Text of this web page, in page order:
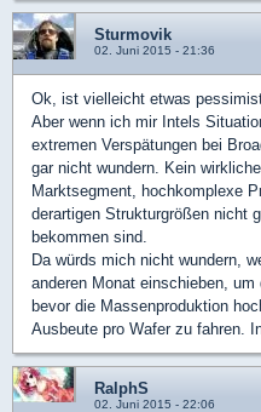
Sturmovik
02. Juni 2015 - 21:36
Ok, ist vielleicht etwas
Aber wenn ich mir Intels
extremen Verspätungen bei
gar nicht wundern. Kein
Marktsegment, hochkomplexe
derartigen Strukturgrößen nicht
bekommen sind.
Da würds mich nicht wundern,
anderen Monat einschieben,
bevor die Massenproduktion
Ausbeute pro Wafer zu fahren.
RalphS
02. Juni 2015 - 22:06